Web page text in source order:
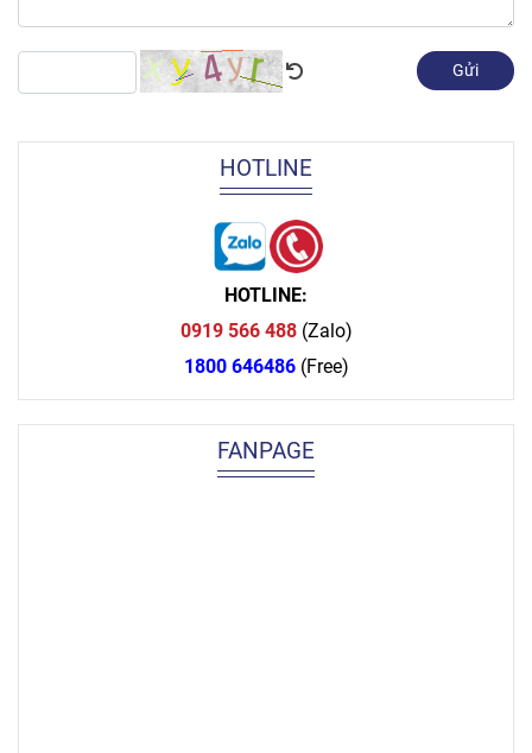
Gửi
HOTLINE
HOTLINE:
0919 566 488 (Zalo)
1800 646486 (Free)
FANPAGE